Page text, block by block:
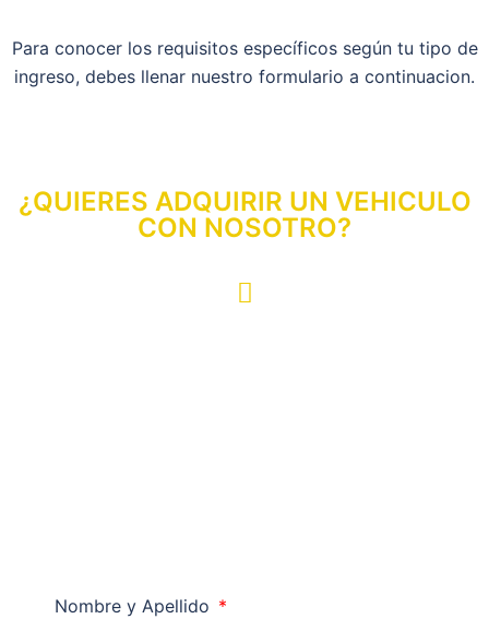
Para conocer los requisitos específicos según tu tipo de
ingreso, debes llenar nuestro formulario a continuacion.
¿QUIERES ADQUIRIR UN VEHICULO
CON NOSOTRO?
Nombre y Apellido